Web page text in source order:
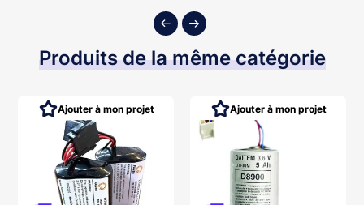
Produits de la même catégorie
Ajouter à mon projet Ajouter à mon projet